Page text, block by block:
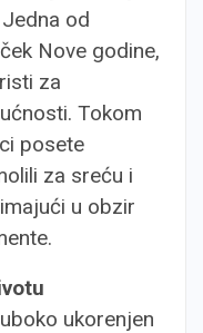
od
Nove godine,
za
Tokom
posete
za sreću i
u obzir
ukorenjen